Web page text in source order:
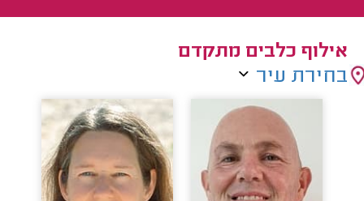
אילוף כלבים מתקדם
בחירת עיר